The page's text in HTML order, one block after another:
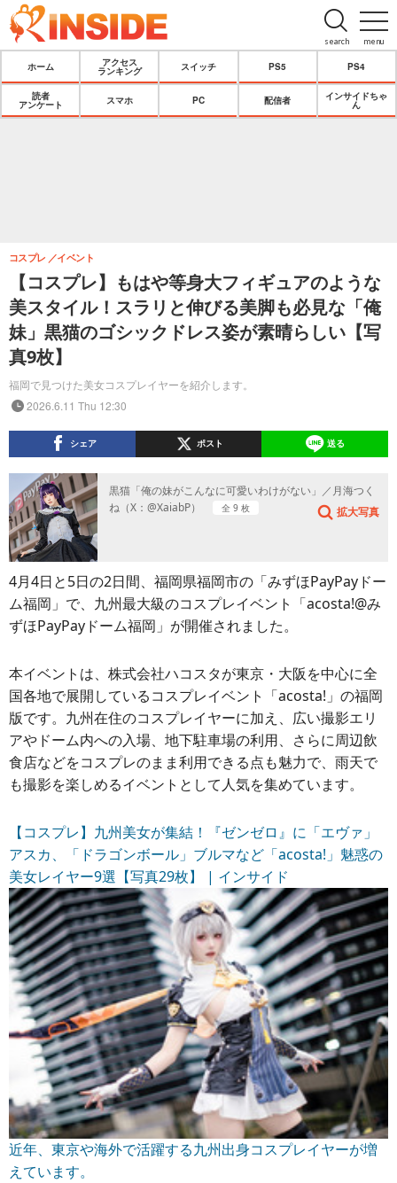
menu
search
ホーム
アクセス
ランキング
スイッチ PS5 PS4
読者
アンケート
スマホ PC 配信者
インサイドちゃ
ん
【コスプレ】もはや等身大フィギュアのような
美スタイル！スラリと伸びる美脚も必見な「俺
妹」黒猫のゴシックドレス姿が素晴らしい【写
真9枚】
福岡で見つけた美女コスプレイヤーを紹介します。
コスプレ イベント
2026.6.11 Thu 12:30
シェア ポスト 送る
黒猫「俺の妹がこんなに可愛いわけがない」／月海つく
ね（X：@XaiabP）
全 9 枚 拡大写真
4月4日と5日の2日間、福岡県福岡市の「みずほPayPayドー
ム福岡」で、九州最大級のコスプレイベント「acosta!@み
ずほPayPayドーム福岡」が開催されました。
本イベントは、株式会社ハコスタが東京・大阪を中心に全
国各地で展開しているコスプレイベント「acosta!」の福岡
版です。九州在住のコスプレイヤーに加え、広い撮影エリ
アやドーム内への入場、地下駐車場の利用、さらに周辺飲
食店などをコスプレのまま利用できる点も魅力で、雨天で
も撮影を楽しめるイベントとして人気を集めています。
【コスプレ】九州美女が集結！『ゼンゼロ』に「エヴァ」
アスカ、「ドラゴンボール」ブルマなど「acosta!」魅惑の
美女レイヤー9選【写真29枚】 | インサイド
近年、東京や海外で活躍する九州出身コスプレイヤーが増
えています。